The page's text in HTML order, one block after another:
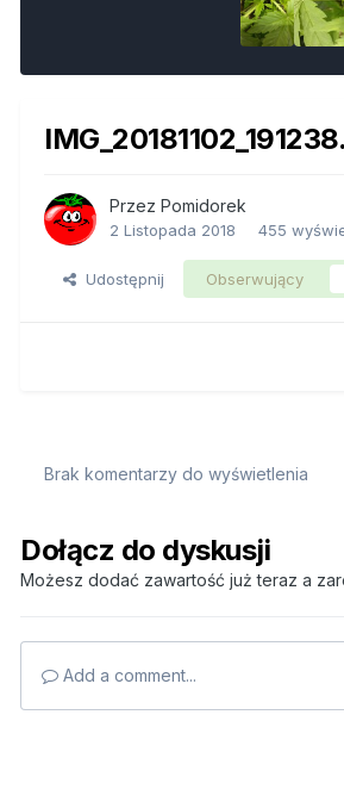
Przez Pomidorek
2 Listopada 2018 455
Udostępnij Obserwujący
Brak komentarzy do wyświetlenia
Dołącz do dyskusji
Możesz dodać zawartość już teraz a
Add a comment...